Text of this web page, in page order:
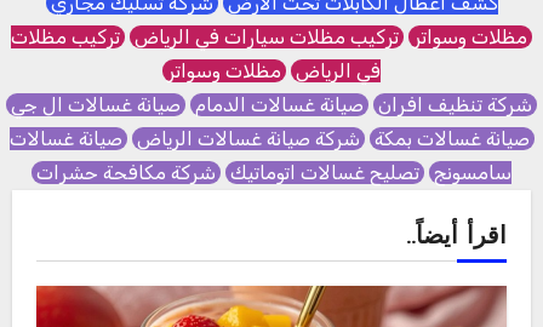
مظلات وسواتر تركيب مظلات سيارات في الرياض تركيب مظلات
في الرياض مظلات وسواتر
شركة تنظيف افران صيانة غسالات الدمام صيانة غسالات ال جي
صيانة غسالات بمكة شركة صيانة غسالات الرياض صيانة غسالات
سامسونج تصليح غسالات اتوماتيك شركة مكافحة حشرات
اقرأ أيضاً..